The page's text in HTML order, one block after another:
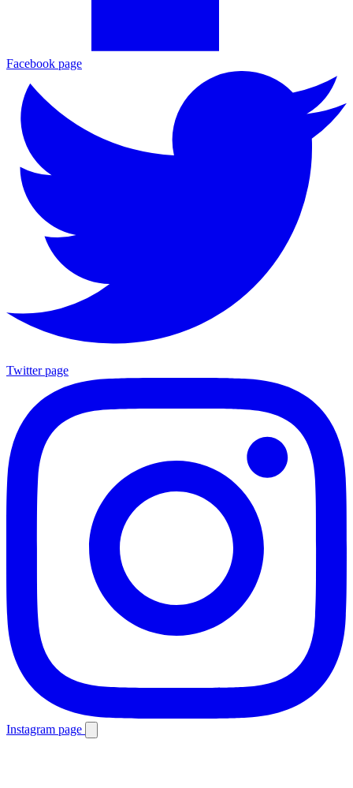
Facebook page
Twitter page
Instagram page